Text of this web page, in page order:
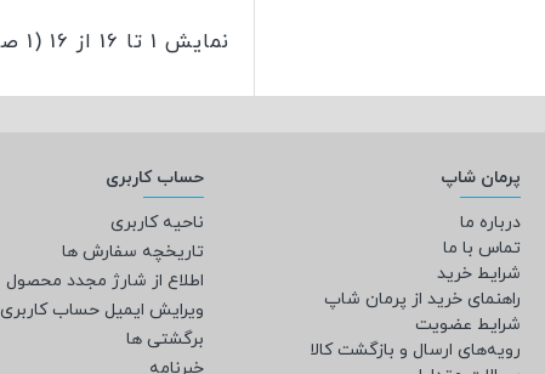
نمایش 1 تا 16 از 16 (1 صفحه)
پرمان شاپ
درباره ما
تماس با ما
شرایط خرید
راهنمای خرید از پرمان شاپ
شرایط عضویت
رویه‌های ارسال و بازگشت کالا
حساب کاربری
ناحیه کاربری
تاریخچه سفارش ها
اطلاع از شارژ مجدد محصول
ویرایش ایمیل حساب کاربری
برگشتی ها
خبرنامه